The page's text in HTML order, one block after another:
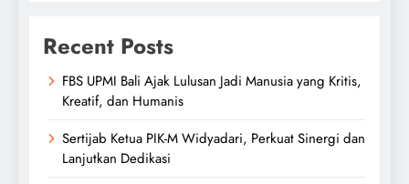
Recent Posts
FBS UPMI Bali Ajak Lulusan Jadi Manusia yang Kritis,
Kreatif, dan Humanis
Sertijab Ketua PIK-M Widyadari, Perkuat Sinergi dan
Lanjutkan Dedikasi